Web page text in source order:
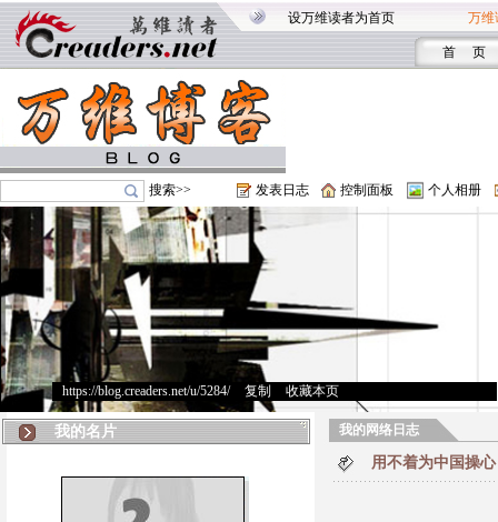
设万维读者为首页 万维
首 页
搜索>> 发表日志 控制面板 个人相册
https://blog.creaders.net/u/5284/> 复制 收藏本页
我的名片 我的网络日志
用不着为中国操